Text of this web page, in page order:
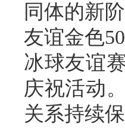
同体的新
友谊金色
冰球友谊
庆祝活动
关系持续